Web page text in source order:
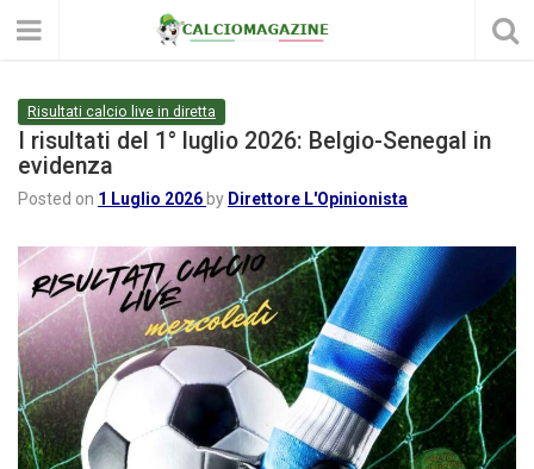
Risultati calcio live in diretta
I risultati del 1° luglio 2026: Belgio-Senegal in
evidenza
Posted on 1 Luglio 2026 by Direttore L'Opinionista